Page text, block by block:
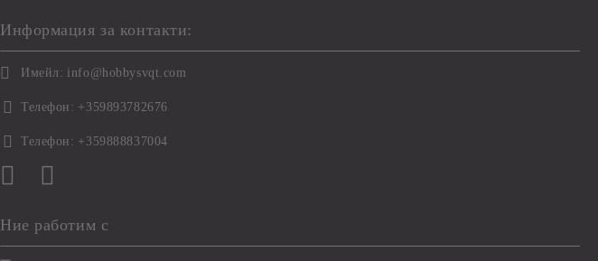
Информация за контакти:
Имейл: info@hobbysvqt.com
Телефон: +359893782676
Телефон: +359888837004
Ние работим с